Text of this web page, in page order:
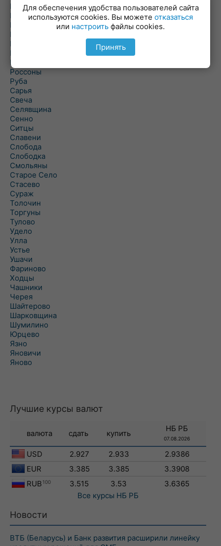
Плисса
Повятье
Погоща
Подсвилье
Полоцк
Поставы
Прозороки
Россоны
Руба
Сарья
Свеча
Селявщина
Сенно
Ситцы
Славени
Слобода
Слободка
Смольяны
Старое Село
Стасево
Сураж
Толочин
Торгуны
Тулово
Удело
Улла
Устье
Ушачи
Фариново
Ходцы
Чашники
Черея
Шайтерово
Шарковщина
Шумилино
Юрцево
Язно
Яновичи
Яново
Лучшие курсы валют
валюта сдать купить
НБ РБ
07.08.2026
USD 2.927 2.933
2.9386
EUR
3.385 3.385
3.3908
RUB 100 3.515 3.53
3.6365
Все курсы НБ РБ
Новости
ВТБ (Беларусь) и Банк развития расширили линейку
Для обеспечения удобства пользователей сайта
используются cookies. Вы можете отказаться
или настроить файлы cookies.
Принять